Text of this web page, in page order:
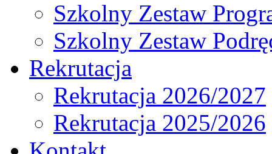
Szkolny Zestaw
Szkolny Zestaw
Rekrutacja
Rekrutacja 2026/2027
Rekrutacja 2025/2026